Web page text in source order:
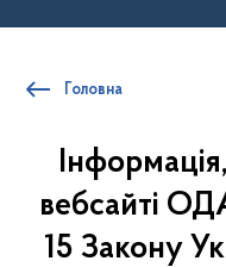
Головна
вебсайті
15 Закону